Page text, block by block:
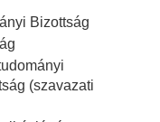
Bizottság
(szavazati